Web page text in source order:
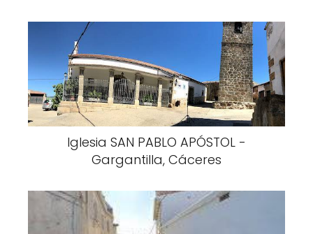
Iglesia SAN PABLO APÓSTOL -
Gargantilla, Cáceres